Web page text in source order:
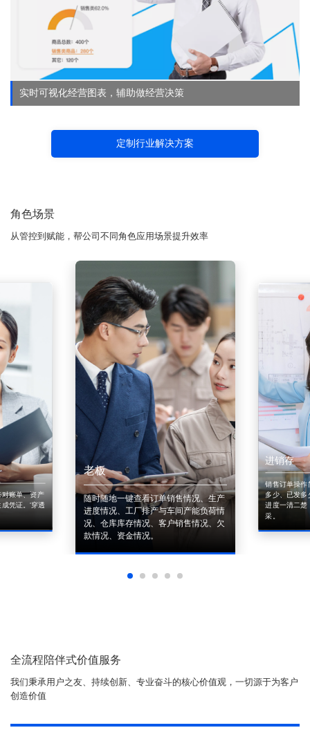
实时可视化经营图表，辅助做经营决策
定制行业解决方案
角色场景
从管控到赋能，帮公司不同角色应用场景提升效率
账单、资产
凭证。'穿透
老板
随时随地一键查看订单销售情况、生产
进度情况、工厂排产与车间产能负荷情
况、仓库库存情况、客户销售情况、欠
款情况、资金情况。
进销存
销售订单操作
多少、已发多
进度一清二楚
采。
全流程陪伴式价值服务
我们秉承用户之友、持续创新、专业奋斗的核心价值观，一切源于为客户
创造价值